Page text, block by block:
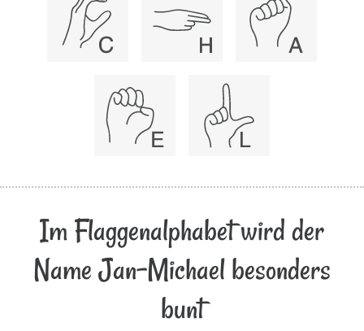
Im Flaggenalphabet wird der
Name Jan-Michael besonders
bunt